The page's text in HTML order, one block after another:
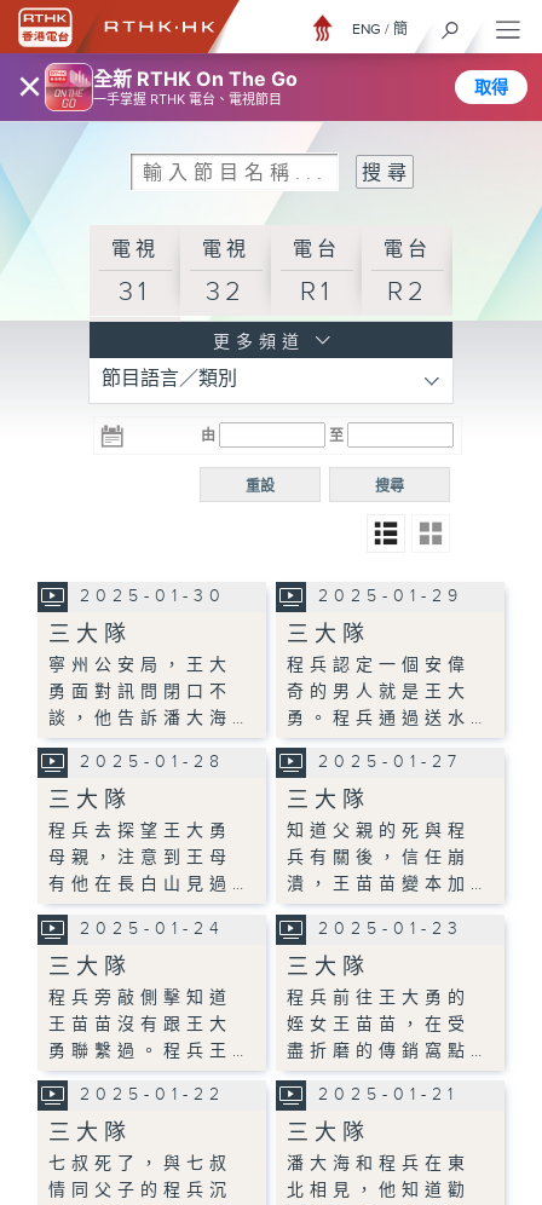
× 全新 RTHK On The Go
一手掌握 RTHK 電台、電視節目
取得
ENG / 簡
電視
31
電視
32
電台
R1
電台
R2
R3
電台 電台
R5
電台
普通
更多頻道
節目語言／類別
由 至
搜尋
重設
2025-01-30
三大隊
寧州公安局，王大
勇面對訊問閉口不
談，他告訴潘大海…
2025-01-29
三大隊
程兵認定一個安偉
奇的男人就是王大
勇。程兵通過送水…
2025-01-28
三大隊
程兵去探望王大勇
母親，注意到王母
有他在長白山見過…
2025-01-27
三大隊
知道父親的死與程
兵有關後，信任崩
潰，王苗苗變本加…
2025-01-24
三大隊
程兵旁敲側擊知道
王苗苗沒有跟王大
勇聯繫過。程兵王…
2025-01-23
三大隊
程兵前往王大勇的
姪女王苗苗，在受
盡折磨的傳銷窩點…
2025-01-22
三大隊
七叔死了，與七叔
情同父子的程兵沉
2025-01-21
三大隊
潘大海和程兵在東
北相見，他知道勸